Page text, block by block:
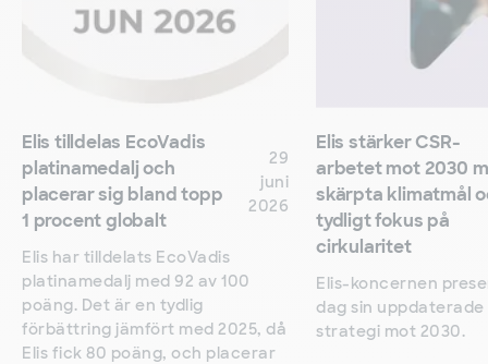
Elis tilldelas EcoVadis
platinamedalj och
placerar sig bland topp
1 procent globalt
29
juni
2026
Elis har tilldelats EcoVadis
platinamedalj med 92 av 100
poäng. Det är en tydlig
förbättring jämfört med 2025, då
Elis fick 80 poäng, och placerar
Elis stärker CSR-
arbetet mot 2030
skärpta klimatmål
tydligt fokus på
cirkularitet
Elis-koncernen
dag sin uppdaterade
strategi mot 2030.